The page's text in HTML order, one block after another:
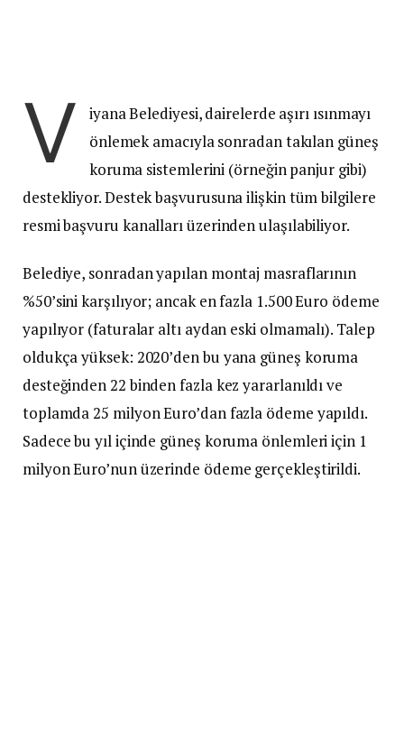
V
iyana Belediyesi, dairelerde aşırı ısınmayı
önlemek amacıyla sonradan takılan güneş
koruma sistemlerini (örneğin panjur gibi)
destekliyor. Destek başvurusuna ilişkin tüm bilgilere
resmi başvuru kanalları üzerinden ulaşılabiliyor.
Belediye, sonradan yapılan montaj masraflarının
%50’sini karşılıyor; ancak en fazla 1.500 Euro ödeme
yapılıyor (faturalar altı aydan eski olmamalı). Talep
oldukça yüksek: 2020’den bu yana güneş koruma
desteğinden 22 binden fazla kez yararlanıldı ve
toplamda 25 milyon Euro’dan fazla ödeme yapıldı.
Sadece bu yıl içinde güneş koruma önlemleri için 1
milyon Euro’nun üzerinde ödeme gerçekleştirildi.